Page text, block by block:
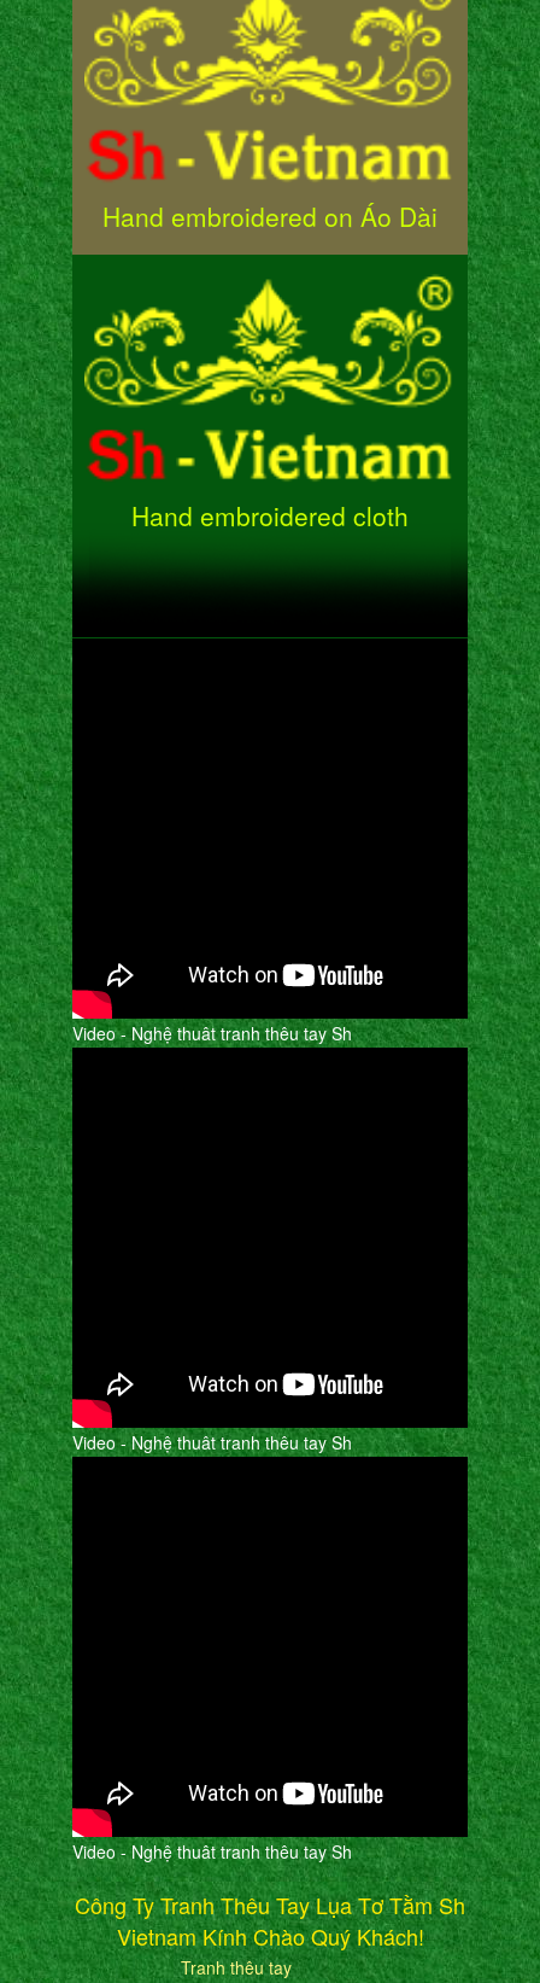
Hand embroidered on Áo Dài
Hand embroidered cloth
Video - Nghệ thuât tranh thêu tay Sh
Video - Nghệ thuât tranh thêu tay Sh
Video - Nghệ thuât tranh thêu tay Sh
Công Ty Tranh Thêu Tay Lụa Tơ Tằm Sh
Vietnam Kính Chào Quý Khách!
Tranh thêu tay